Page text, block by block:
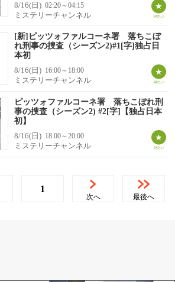
8/16(日) 02:20～04:15
ミステリーチャンネル
[新]ピッツォファルコーネ署 落ちこぼ
れ刑事の捜査（シーズン2)#1[字]独占日
本初
8/16(日) 16:00～18:00
ミステリーチャンネル
ピッツォファルコーネ署 落ちこぼれ刑
事の捜査（シーズン2) #2[字]【独占日本
初】
8/16(日) 18:00～20:00
ミステリーチャンネル
1
次へ 最後へ